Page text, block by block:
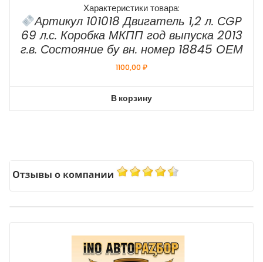
Характеристики товара:
Артикул 101018 Двигатель 1,2 л. СGP
69 л.с. Коробка МКПП год выпуска 2013
г.в. Состояние бу вн. номер 18845 ОЕМ
1100,00₽
В корзину